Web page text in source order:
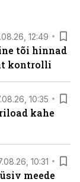
12:49
tõi hinnad
kontrolli
10:35
kahe
10:31
meede